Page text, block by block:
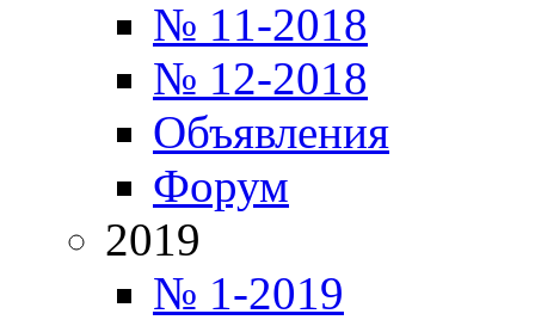
№ 11-2018
№ 12-2018
Объявления
Форум
2019
№ 1-2019